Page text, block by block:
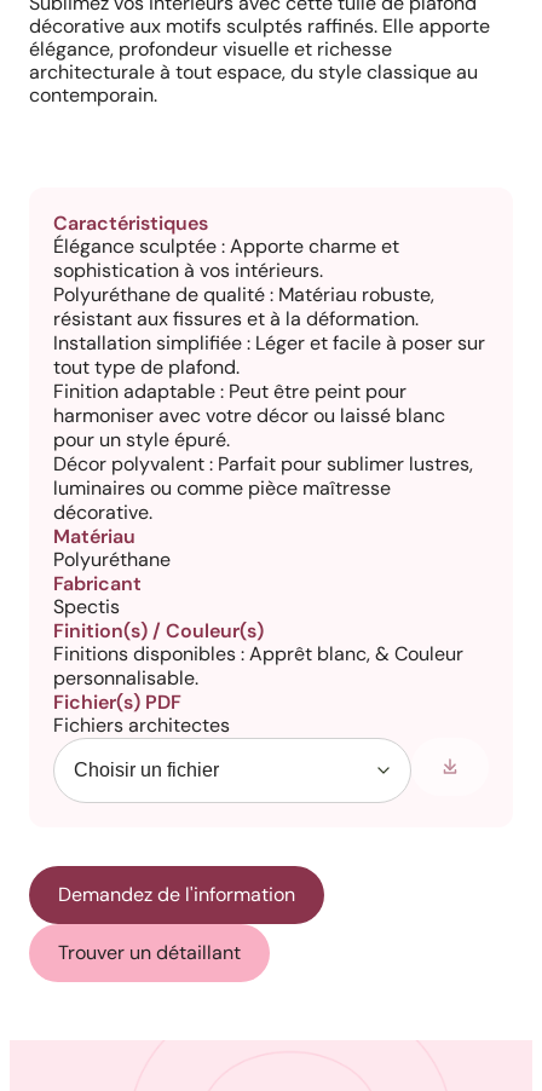
décorative aux motifs sculptés raffinés. Elle apporte
élégance, profondeur visuelle et richesse
architecturale à tout espace, du style classique au
contemporain.
Caractéristiques
Élégance sculptée : Apporte charme et
sophistication à vos intérieurs.
Polyuréthane de qualité : Matériau robuste,
résistant aux fissures et à la déformation.
Installation simplifiée : Léger et facile à poser sur
tout type de plafond.
Finition adaptable : Peut être peint pour
harmoniser avec votre décor ou laissé blanc
pour un style épuré.
Décor polyvalent : Parfait pour sublimer lustres,
luminaires ou comme pièce maîtresse
décorative.
Matériau
Polyuréthane
Fabricant
Spectis
Finition(s) / Couleur(s)
Finitions disponibles : Apprêt blanc, & Couleur
personnalisable.
Fichier(s) PDF
Fichiers architectes
Demandez de l'information
Trouver un détaillant